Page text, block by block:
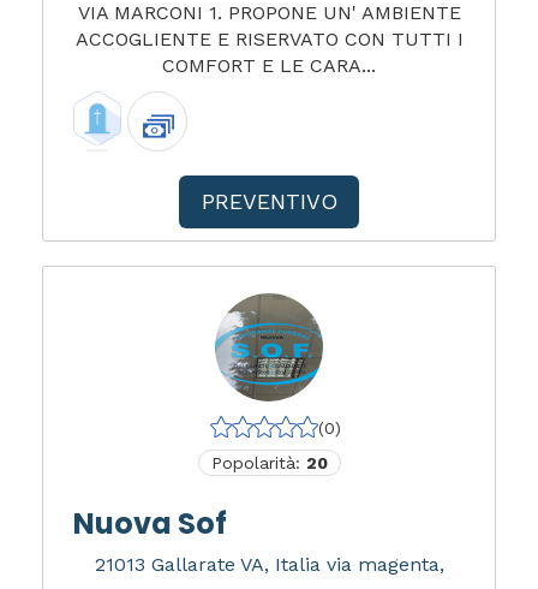
VIA MARCONI 1. PROPONE UN' AMBIENTE
ACCOGLIENTE E RISERVATO CON TUTTI I
COMFORT E LE CARA...
PREVENTIVO
(0)
Popolarità: 20
Nuova Sof
21013 Gallarate VA, Italia via magenta,